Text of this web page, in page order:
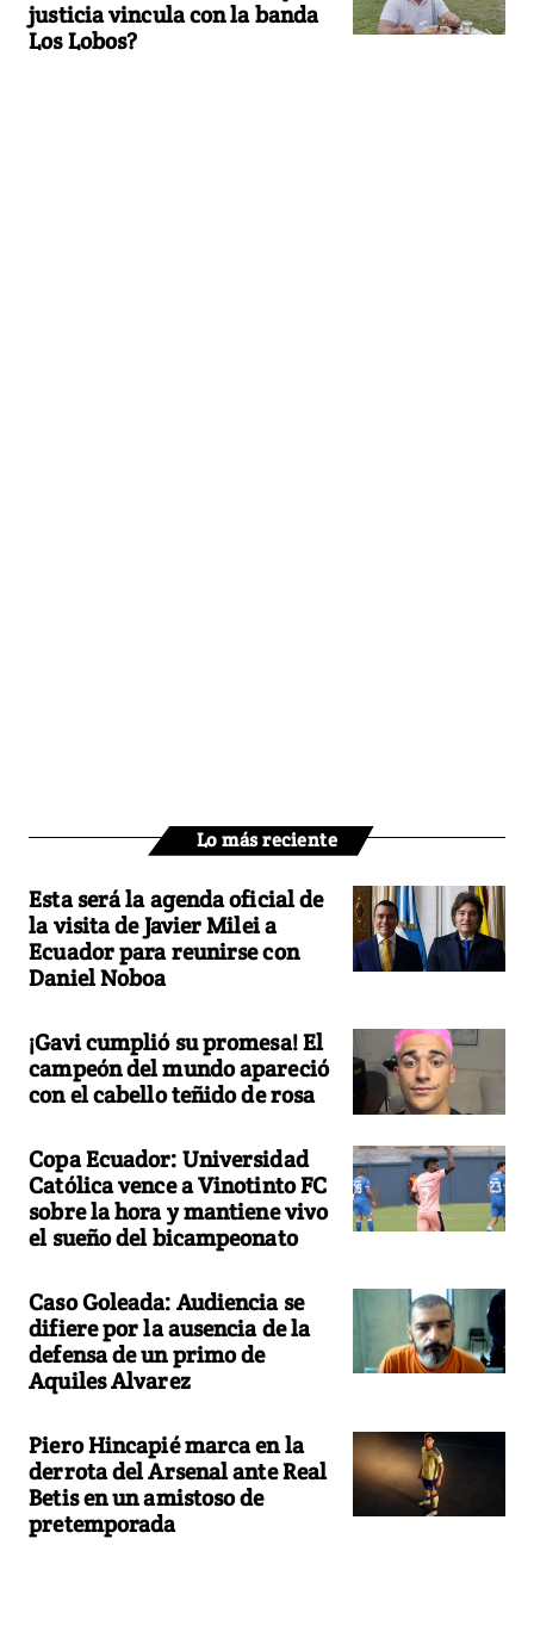
justicia vincula con la banda
Los Lobos?
Lo más reciente
Esta será la agenda oficial de
la visita de Javier Milei a
Ecuador para reunirse con
Daniel Noboa
¡Gavi cumplió su promesa! El
campeón del mundo apareció
con el cabello teñido de rosa
Copa Ecuador: Universidad
Católica vence a Vinotinto FC
sobre la hora y mantiene vivo
el sueño del bicampeonato
Caso Goleada: Audiencia se
difiere por la ausencia de la
defensa de un primo de
Aquiles Alvarez
Piero Hincapié marca en la
derrota del Arsenal ante Real
Betis en un amistoso de
pretemporada